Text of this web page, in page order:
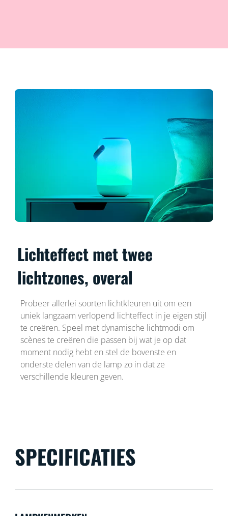
Lichteffect met twee
lichtzones, overal
Probeer allerlei soorten lichtkleuren uit om een
uniek langzaam verlopend lichteffect in je eigen stijl
te creëren. Speel met dynamische lichtmodi om
scènes te creëren die passen bij wat je op dat
moment nodig hebt en stel de bovenste en
onderste delen van de lamp zo in dat ze
verschillende kleuren geven.
SPECIFICATIES